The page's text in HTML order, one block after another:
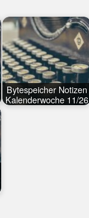
Bytespeicher Notizen
Kalenderwoche 11/26